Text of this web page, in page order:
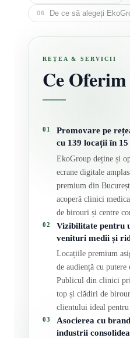
06 De ce să alegeți
REȚEA & SERVICII
Ce Oferim
01
Promovare pe
cu 139 locații în 15
EkoGroup deține și
ecrane digitale
premium din
acoperă clinici
de birouri și centre
02
Vizibilitate pentru
venituri medii și
Locațiile premium
de audiență cu putere
Publicul din clinici
top și clădiri de
clientului ideal
03
Asocierea cu
industrii